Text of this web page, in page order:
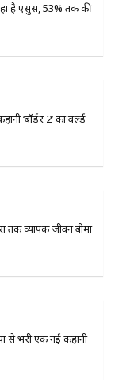
है एसुस, 53% तक की
‘बॉर्डर 2’ का वर्ल्ड
व्यापक जीवन बीमा
से भरी एक नई कहानी